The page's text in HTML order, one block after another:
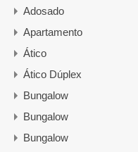
Adosado
Apartamento
Ático
Ático Dúplex
Bungalow
Bungalow
Bungalow